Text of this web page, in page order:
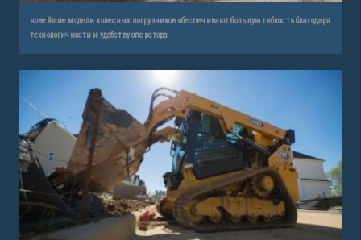
новейшие модели колесных погрузчиков обеспечивают большую гибкость благодаря
технологичности и удобству оператора